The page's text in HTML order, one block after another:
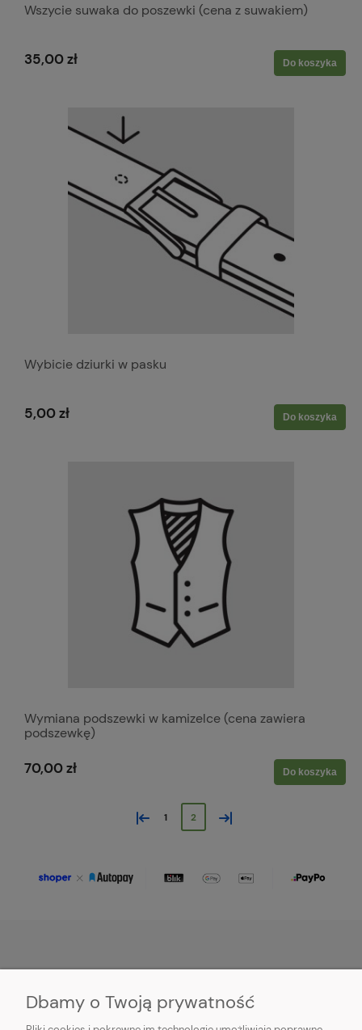
Wszycie suwaka do poszewki (cena z suwakiem)
35,00 zł Do koszyka
Wybicie dziurki w pasku
5,00 zł Do koszyka
Wymiana podszewki w kamizelce (cena zawiera
podszewkę)
70,00 zł Do koszyka
« 1 2 »
OBSŁUGA KLIENTA
Dbamy o Twoją prywatność